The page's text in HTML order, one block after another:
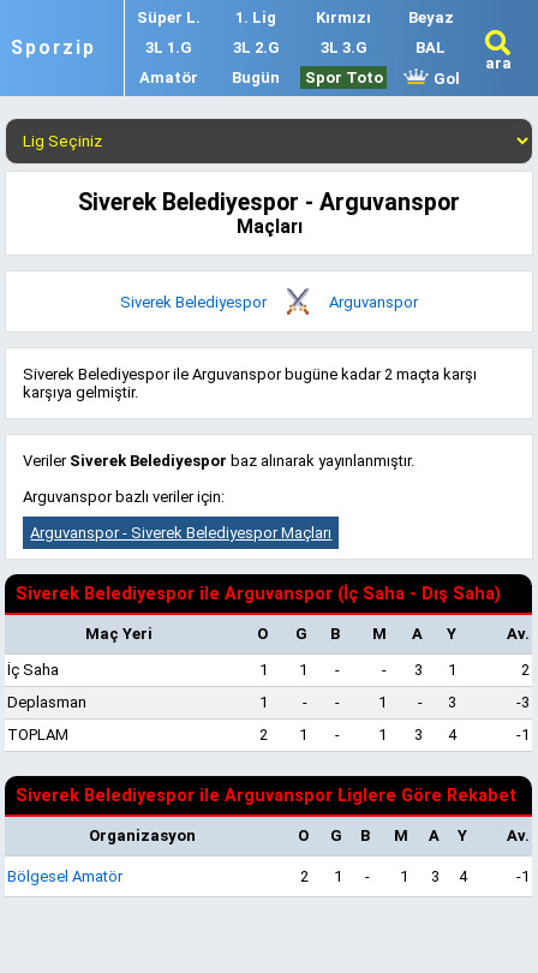
Sporzip
Süper L. 1. Lig Kırmızı
Beyaz
3L 1.G
3L 2.G 3L 3.G
BAL
Amatör
Bugün Spor Toto Gol
ara
Siverek Belediyespor - Arguvanspor
Maçları
Siverek Belediyespor Arguvanspor
Siverek Belediyespor ile Arguvanspor bugüne kadar 2 maçta karşı
karşıya gelmiştir.
Veriler Siverek Belediyespor baz alınarak yayınlanmıştır.
Arguvanspor bazlı veriler için:
Arguvanspor - Siverek Belediyespor Maçları
Siverek Belediyespor ile Arguvanspor (İç Saha - Dış Saha)
Maç Yeri O G B M A Y
Av.
İç Saha
1 1 - - 3 1
2
Deplasman
1 - - 1 - 3
-3
TOPLAM
2 1 - 1 3 4 -1
Siverek Belediyespor ile Arguvanspor Liglere Göre Rekabet
Organizasyon O G B M A Y Av.
Bölgesel Amatör 2 1 - 1 3 4 -1